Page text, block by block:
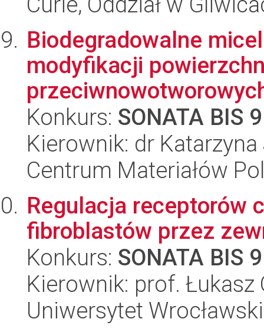
Biodegradowalne
modyfikacji
Konkurs: SONATA BIS 9
Kierownik: dr
Centrum Materiałów
Regulacja receptorów
fibroblastów przez
Konkurs: SONATA BIS 9
Kierownik: prof. Łukasz
Uniwersytet